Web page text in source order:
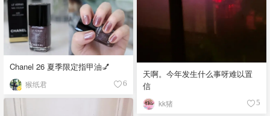
Chanel 26 夏季限定指甲油💅
猴纸君 6
天啊。今年发生什么事呀难以置
信
kk猪 5